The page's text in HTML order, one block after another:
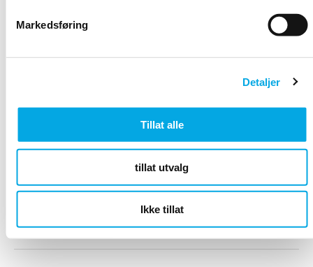
Markedsføring
Detaljer
Tillat alle
tillat utvalg
Ikke tillat
DEN SKAL?
HVA BETYR FEILMELDINGEN "AIRMEGA
ER SLÅTT AV"?
HVA BETYR FEILMELDINGEN "MISTET
FORBINDELSE TIL SERVER"?